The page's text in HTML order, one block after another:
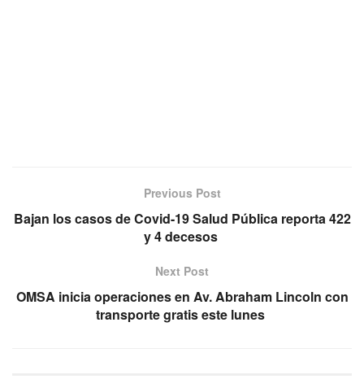
Previous Post
Bajan los casos de Covid-19 Salud Pública reporta 422
y 4 decesos
Next Post
OMSA inicia operaciones en Av. Abraham Lincoln con
transporte gratis este lunes